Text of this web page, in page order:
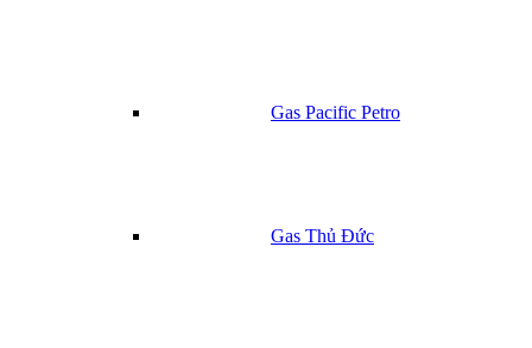
Gas Pacific Petro
Gas Thủ Đức